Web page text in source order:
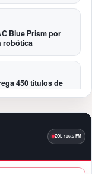
Blue Prism por
robótica
450 títulos de
capital del orgullo